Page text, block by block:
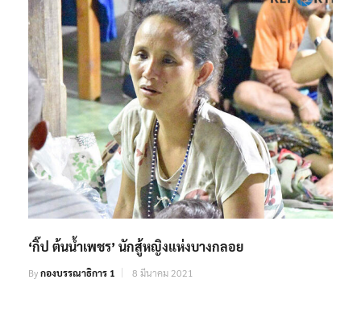
‘กิ๊ป ต้นน้ำเพชร’ นักสู้หญิงแห่งบางกลอย
Byกองบรรณาธิการ 1 8 มีนาคม 2021